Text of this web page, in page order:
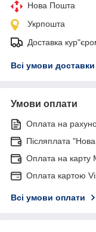
Нова Пошта
Укрпошта
Доставка
Всі умови доставки
Умови оплати
Оплата на
Післяплата
Оплата на карту
Оплата картою
Всі умови оплати